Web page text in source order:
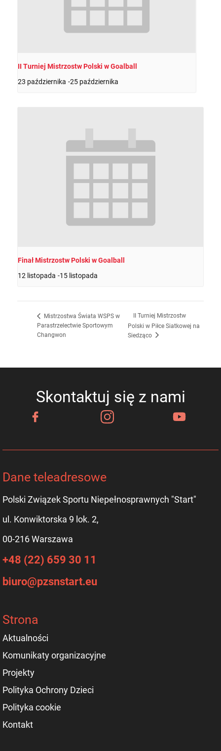
II Turniej Mistrzostw Polski w Goalball
23 października -25 października
Finał Mistrzostw Polski w Goalball
12 listopada -15 listopada
Mistrzostwa Świata WSPS w
Parastrzelectwie Sportowym
Changwon
II Turniej Mistrzostw
Polski w Piłce Siatkowej na
Siedząco
Skontaktuj się z nami
Dane teleadresowe
Polski Związek Sportu Niepełnosprawnych "Start"
ul. Konwiktorska 9 lok. 2,
00-216 Warszawa
+48 (22) 659 30 11
biuro@pzsnstart.eu
Strona
Aktualności
Komunikaty organizacyjne
Projekty
Polityka Ochrony Dzieci
Polityka cookie
Kontakt